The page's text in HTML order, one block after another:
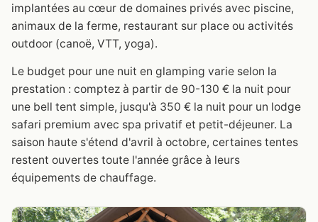
implantées au cœur de domaines privés avec piscine,
animaux de la ferme, restaurant sur place ou activités
outdoor (canoë, VTT, yoga).
Le budget pour une nuit en glamping varie selon la
prestation : comptez à partir de 90-130 € la nuit pour
une bell tent simple, jusqu'à 350 € la nuit pour un lodge
safari premium avec spa privatif et petit-déjeuner. La
saison haute s'étend d'avril à octobre, certaines tentes
restent ouvertes toute l'année grâce à leurs
équipements de chauffage.